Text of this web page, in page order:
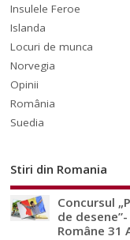
Insulele Feroe
Islanda
Locuri de munca
Norvegia
Opinii
România
Suedia
Stiri din Romania
Concursul
de
Române 31